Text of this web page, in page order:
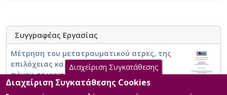
Συγγραφέας Εργασίας
Μέτρηση του μετατραυματικού στρες, της
επιλόχειας κατάθλιψης και του χρόνιου
πόνου σε γυναίκες που υποβλήθηκαν σε
καισαρική τομή σε σύγκριση με τις γυναίκες
Διαχείριση Συγκατάθεσης
Διαχείριση Συγκατάθεσης Cookies